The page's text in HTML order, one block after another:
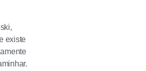
existe